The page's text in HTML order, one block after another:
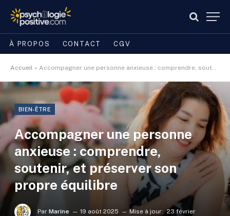
À PROPOS CONTACT CGV
Accueil » Accompagner une personne anxieuse : comprendre, soutenir, et préserver son propre équilibre
BIEN-ÊTRE
Accompagner une personne
anxieuse : comprendre,
soutenir, et préserver son
propre équilibre
Par Marine 19 août 2025 Mise à jour: 23 février